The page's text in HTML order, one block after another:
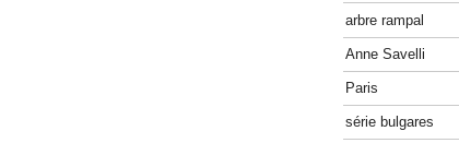
arbre rampal
Anne Savelli
Paris
série bulgares